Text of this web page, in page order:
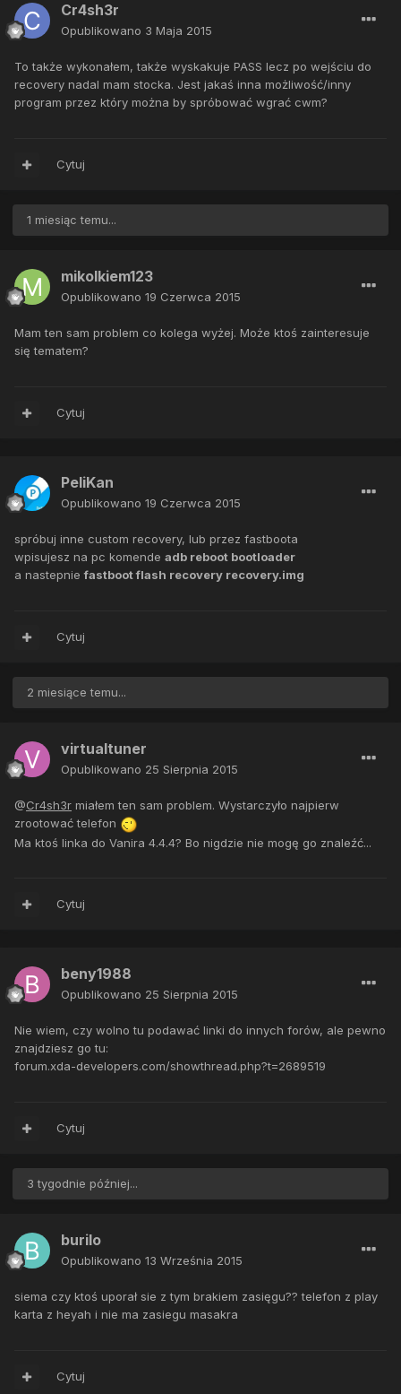
Cr4sh3r
Opublikowano 3 Maja 2015
To także wykonałem, także wyskakuje PASS lecz po wejściu do
recovery nadal mam stocka. Jest jakaś inna możliwość/inny
program przez który można by spróbować wgrać cwm?
Cytuj
1 miesiąc temu...
mikolkiem123
Opublikowano 19 Czerwca 2015
Mam ten sam problem co kolega wyżej. Może ktoś zainteresuje
się tematem?
Cytuj
PeliKan
Opublikowano 19 Czerwca 2015
spróbuj inne custom recovery, lub przez fastboota
wpisujesz na pc komende adb reboot bootloader
a nastepniefastboot flash recovery recovery.img
Cytuj
2 miesiące temu...
virtualtuner
Opublikowano 25 Sierpnia 2015
@Cr4sh3r miałem ten sam problem. Wystarczyło najpierw
zrootować telefon
Ma ktoś linka do Vanira 4.4.4? Bo nigdzie nie mogę go znaleźć...
Cytuj
beny1988
Opublikowano 25 Sierpnia 2015
Nie wiem, czy wolno tu podawać linki do innych forów, ale pewno
znajdziesz go tu:
forum.xda-developers.com/showthread.php?t=2689519
Cytuj
3 tygodnie później...
burilo
Opublikowano 13 Września 2015
siema czy ktoś uporał sie z tym brakiem zasięgu?? telefon z play
karta z heyah i nie ma zasiegu masakra
Cytuj